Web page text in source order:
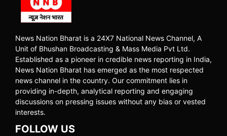
News Nation Bharat is a 24X7 National News Channel, A
Unit of Bhushan Broadcasting & Mass Media Pvt Ltd.
Established as a pioneer in credible news reporting in India,
News Nation Bharat has emerged as the most respected
news channel in the country. Our commitment lies in
providing in-depth, analytical reporting and engaging
discussions on pressing issues without any bias or vested
interests.
FOLLOW US